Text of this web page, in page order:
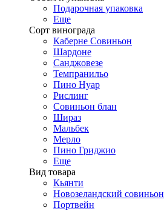
Подарочная упаковка
Еще
Сорт винограда
Каберне Совиньон
Шардоне
Санджовезе
Темпранильо
Пино Нуар
Рислинг
Совиньон блан
Шираз
Мальбек
Мерло
Пино Гриджио
Еще
Вид товара
Кьянти
Новозеландский совиньон
Портвейн